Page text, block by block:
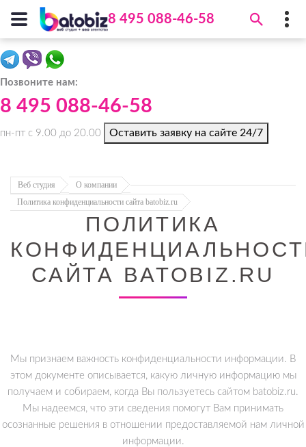
105007
3)
info@batobiz.ru
8 495 088-46-58
Позвоните нам:
8 495 088-46-58
пн-пт с 9.00 до 20.00 Оставить заявку на сайте 24/7
Веб студия
О компании
Политика конфиденциальности сайта batobiz.ru
ПОЛИТИКА
САЙТА BATOBIZ.RU
Мы признаем важность конфиденциальности информации. В
этом документе описывается, какую личную информацию мы
получаем и собираем, когда Вы пользуетесь сайтом batobiz.ru.
Мы надеемся, что эти сведения помогут Вам принимать
осознанные решения в отношении предоставляемой нам личной
информации.